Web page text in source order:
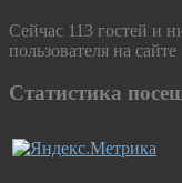
Сейчас 113 гостей и
пользователя на сайте
Статистика